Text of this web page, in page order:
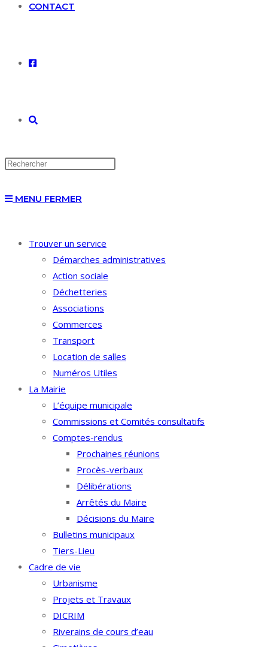
CONTACT
TOGGLE
MENU FERMER
Trouver un service
Démarches administratives
Action sociale
Déchetteries
Associations
Commerces
Transport
Location de salles
Numéros Utiles
La Mairie
L’équipe municipale
Commissions et Comités consultatifs
Comptes-rendus
Prochaines réunions
Procès-verbaux
Délibérations
Arrêtés du Maire
Décisions du Maire
Bulletins municipaux
Tiers-Lieu
Cadre de vie
Urbanisme
Projets et Travaux
DICRIM
Riverains de cours d’eau